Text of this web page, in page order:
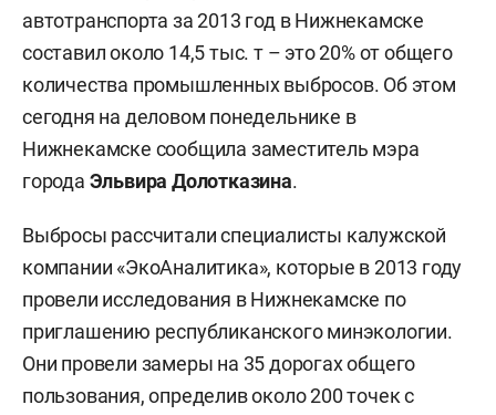
автотранспорта за 2013 год в Нижнекамске
составил около 14,5 тыс. т – это 20% от общего
количества промышленных выбросов. Об этом
сегодня на деловом понедельнике в
Нижнекамске сообщила заместитель мэра
города Эльвира Долотказина.
Выбросы рассчитали специалисты калужской
компании «ЭкоАналитика», которые в 2013 году
провели исследования в Нижнекамске по
приглашению республиканского минэкологии.
Они провели замеры на 35 дорогах общего
пользования, определив около 200 точек с